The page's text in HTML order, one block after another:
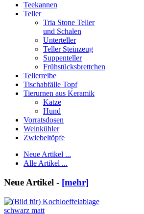
Teekannen
Teller
Tria Stone Teller
und Schalen
Unterteller
Teller Steinzeug
Suppenteller
Frühstücksbrettchen
Tellerreibe
Tischabfälle Topf
Tierurnen aus Keramik
Katze
Hund
Vorratsdosen
Weinkühler
Zwiebeltöpfe
Neue Artikel ...
Alle Artikel ...
Neue Artikel - [mehr]